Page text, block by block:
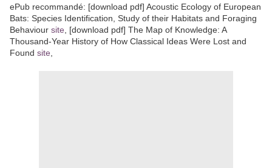
ePub recommandé: [download pdf] Acoustic Ecology of European
Bats: Species Identification, Study of their Habitats and Foraging
Behaviour site , [download pdf] The Map of Knowledge: A
Thousand-Year History of How Classical Ideas Were Lost and
Found site